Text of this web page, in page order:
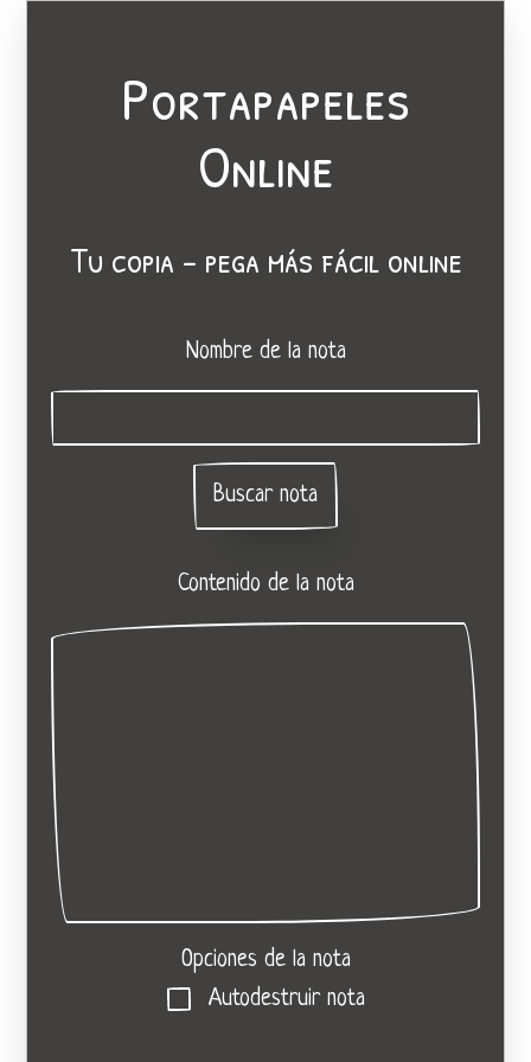
Portapapeles
Online
Tu copia - pega más fácil online
Nombre de la nota
Buscar nota
Contenido de la nota
Opciones de la nota
Autodestruir nota